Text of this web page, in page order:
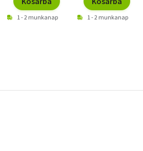
1 - 2 munkanap 1 - 2 munkanap